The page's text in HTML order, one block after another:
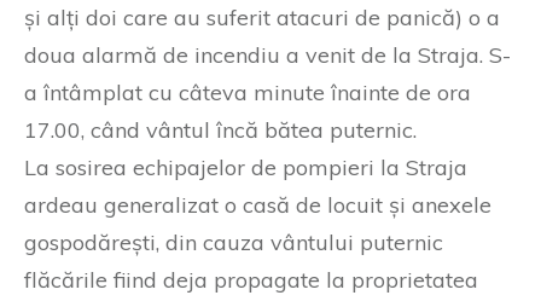
și alți doi care au suferit atacuri de panică) o a
doua alarmă de incendiu a venit de la Straja. S-
a întâmplat cu câteva minute înainte de ora
17.00, când vântul încă bătea puternic.
La sosirea echipajelor de pompieri la Straja
ardeau generalizat o casă de locuit și anexele
gospodărești, din cauza vântului puternic
flăcările fiind deja propagate la proprietatea